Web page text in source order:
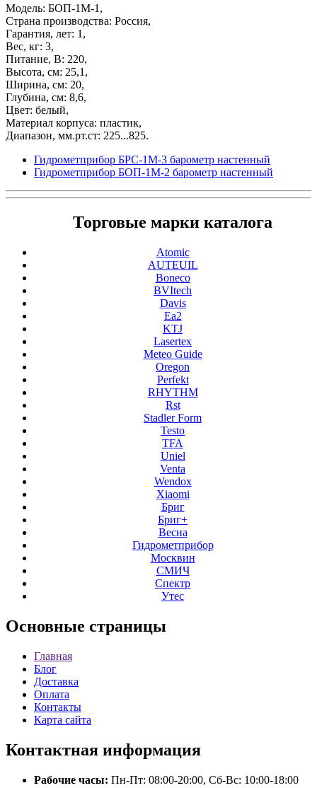
Модель: БОП-1М-1,
Страна производства: Россия,
Гарантия, лет: 1,
Вес, кг: 3,
Питание, В: 220,
Высота, см: 25,1,
Ширина, см: 20,
Глубина, см: 8,6,
Цвет: белый,
Материал корпуса: пластик,
Диапазон, мм.рт.ст: 225...825.
Гидрометприбор БРС-1М-3 барометр настенный
Гидрометприбор БОП-1М-2 барометр настенный
Торговые марки каталога
Atomic
AUTEUIL
Boneco
BVItech
Davis
Ea2
KTJ
Lasertex
Meteo Guide
Oregon
Perfekt
RHYTHM
Rst
Stadler Form
Testo
TFA
Uniel
Venta
Wendox
Xiaomi
Бриг
Бриг+
Весна
Гидрометприбор
Москвин
СМИЧ
Спектр
Утес
Основные страницы
Главная
Блог
Доставка
Оплата
Контакты
Карта сайта
Контактная информация
Рабочие часы: Пн-Пт: 08:00-20:00, Сб-Вс: 10:00-18:00